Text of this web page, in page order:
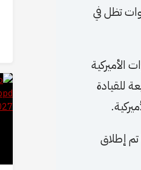
تظل في
الأميركية
للقيادة
إطلاق